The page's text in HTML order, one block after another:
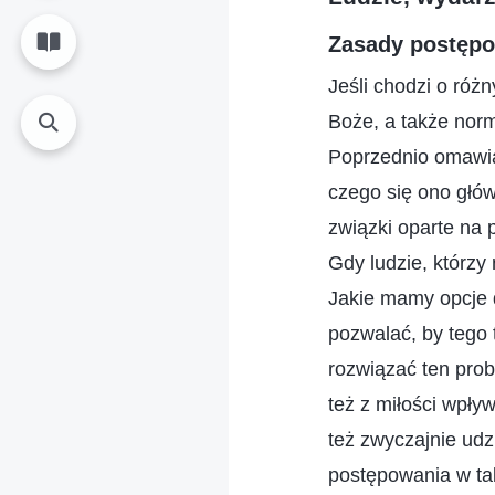
Zasady
Jeśli chodzi o
Boże, a także
Poprzednio
czego się ono
związki oparte na
Gdy ludzie, którzy
Jakie mamy opcje
pozwalać, by tego
rozwiązać ten
też z miłości
też zwyczajnie
postępowania w